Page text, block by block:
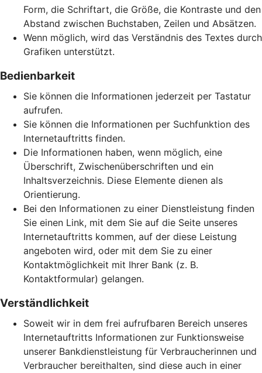
Form, die Schriftart, die Größe, die Kontraste und den
Abstand zwischen Buchstaben, Zeilen und Absätzen.
Wenn möglich, wird das Verständnis des Textes durch
Grafiken unterstützt.
Bedienbarkeit
Sie können die Informationen jederzeit per Tastatur
aufrufen.
Sie können die Informationen per Suchfunktion des
Internetauftritts finden.
Die Informationen haben, wenn möglich, eine
Überschrift, Zwischenüberschriften und ein
Inhaltsverzeichnis. Diese Elemente dienen als
Orientierung.
Bei den Informationen zu einer Dienstleistung finden
Sie einen Link, mit dem Sie auf die Seite unseres
Internetauftritts kommen, auf der diese Leistung
angeboten wird, oder mit dem Sie zu einer
Kontaktmöglichkeit mit Ihrer Bank (z. B.
Kontaktformular) gelangen.
Verständlichkeit
Soweit wir in dem frei aufrufbaren Bereich unseres
Internetauftritts Informationen zur Funktionsweise
unserer Bankdienstleistung für Verbraucherinnen und
Verbraucher bereithalten, sind diese auch in einer